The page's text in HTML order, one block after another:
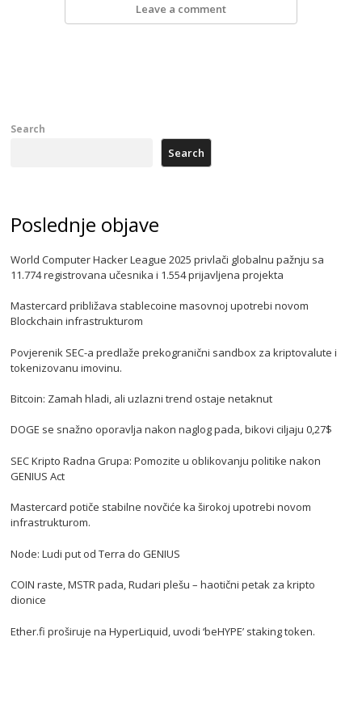
Leave a comment
Search
Search
Poslednje objave
World Computer Hacker League 2025 privlači globalnu pažnju sa
11.774 registrovana učesnika i 1.554 prijavljena projekta
Mastercard približava stablecoine masovnoj upotrebi novom
Blockchain infrastrukturom
Povjerenik SEC-a predlaže prekogranični sandbox za kriptovalute i
tokenizovanu imovinu.
Bitcoin: Zamah hladi, ali uzlazni trend ostaje netaknut
DOGE se snažno oporavlja nakon naglog pada, bikovi ciljaju 0,27$
SEC Kripto Radna Grupa: Pomozite u oblikovanju politike nakon
GENIUS Act
Mastercard potiče stabilne novčiće ka širokoj upotrebi novom
infrastrukturom.
Node: Ludi put od Terra do GENIUS
COIN raste, MSTR pada, Rudari plešu – haotični petak za kripto
dionice
Ether.fi proširuje na HyperLiquid, uvodi ‘beHYPE’ staking token.